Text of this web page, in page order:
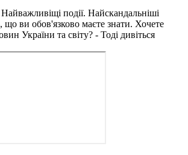
події. Найскандальніші
що ви обов'язково маєте знати. Хочете
України та світу? - Тоді дивіться